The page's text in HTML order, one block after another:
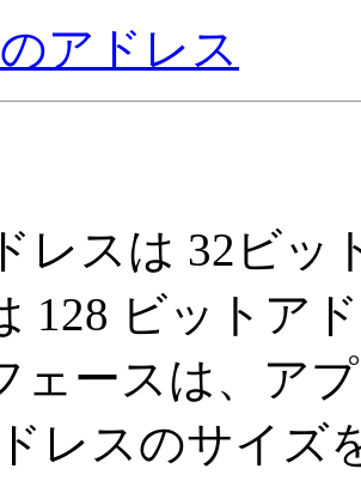
アドレス
レスは 32ビッ
128 ビットア
ェースは、ア
レスのサイズ